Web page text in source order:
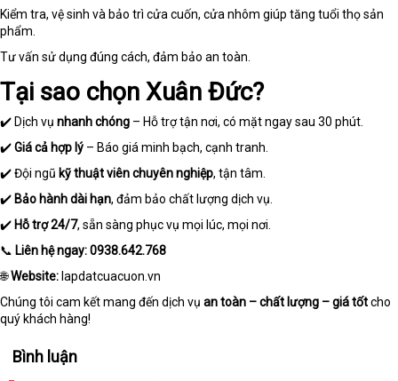
Kiểm tra, vệ sinh và bảo trì cửa cuốn, cửa nhôm giúp tăng tuổi thọ sản
phẩm.
Tư vấn sử dụng đúng cách, đảm bảo an toàn.
Tại sao chọn Xuân Đức?
✔️ Dịch vụ nhanh chóng – Hỗ trợ tận nơi, có mặt ngay sau 30 phút.
✔️Giá cả hợp lý – Báo giá minh bạch, cạnh tranh.
✔️ Đội ngũ kỹ thuật viên chuyên nghiệp, tận tâm.
✔️ Bảo hành dài hạn, đảm bảo chất lượng dịch vụ.
✔️ Hỗ trợ 24/7, sẵn sàng phục vụ mọi lúc, mọi nơi.
📞 Liên hệ ngay:0938.642.768
🌐Website: lapdatcuacuon.vn
Chúng tôi cam kết mang đến dịch vụ an toàn – chất lượng – giá tốtcho
quý khách hàng!
Bình luận